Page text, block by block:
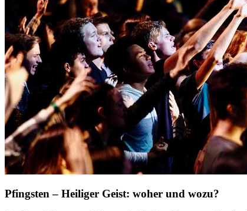
Pfingsten – Heiliger Geist: woher und wozu?